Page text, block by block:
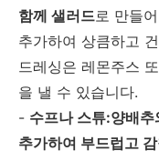
함께 샐러드로 만들
추가하여 상큼하고
드레싱은 레몬주스
을 낼 수 있습니다.
- 수프나 스튜:양배
추가하여 부드럽고